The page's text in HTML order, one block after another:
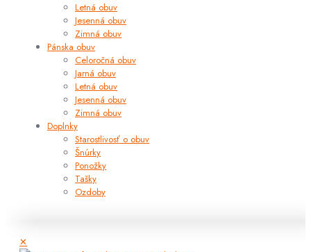
Letná obuv
Jesenná obuv
Zimná obuv
Pánska obuv
Celoročná obuv
Jarná obuv
Letná obuv
Jesenná obuv
Zimná obuv
Doplnky
Starostlivosť o obuv
Šnúrky
Ponožky
Tašky
Ozdoby
✕